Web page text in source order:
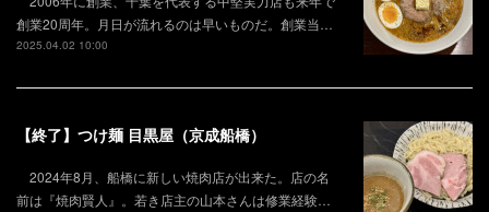
創業20周年。月日が流れるのは早いものだ。創業当…
2025.04.02 10:00
【終了】つけ麺 目黒屋（京成船橋）
2024年8月、船橋に新しい焼肉店が出来た。店の名
前は『焼肉賢人』。若き店主の山本さんは修業経験…